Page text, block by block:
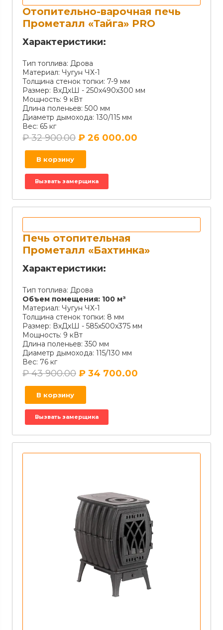
Отопительно-варочная печь
Прометалл «Тайга» PRO
Характеристики:
Тип топлива: Дрова
Материал: Чугун ЧХ-1
Толщина стенок топки: 7-9 мм
Размер: ВхДхШ - 250х490х300 мм
Мощность: 9 кВт
Длина поленьев: 500 мм
Диаметр дымохода: 130/115 мм
Вес: 65 кг
₽32 900.00 ₽ 26 000.00
В корзину
Вызвать замерщика
Печь отопительная
Прометалл «Бахтинка»
Характеристики:
Тип топлива: Дрова
Объем помещения: 100 м³
Материал: Чугун ЧХ-1
Толщина стенок топки: 8 мм
Размер: ВхДхШ - 585х500х375 мм
Мощность: 9 кВт
Длина поленьев: 350 мм
Диаметр дымохода: 115/130 мм
Вес: 76 кг
₽43 900.00 ₽ 34 700.00
В корзину
Вызвать замерщика